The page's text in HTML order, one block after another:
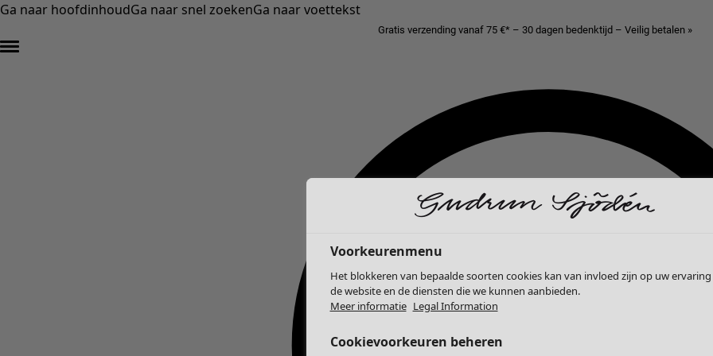
Ga naar hoofdinhoudGa naar snel zoekenGa naar voettekst
Gratis verzending vanaf 75 €* – 30 dagen bedenktijd – Veilig betalen »
Voorkeurenmenu
Het blokkeren van bepaalde soorten cookies kan van invloed zijn op uw
de website en de diensten die we kunnen aanbieden.
Meer informatie Legal Information
Cookievoorkeuren beheren